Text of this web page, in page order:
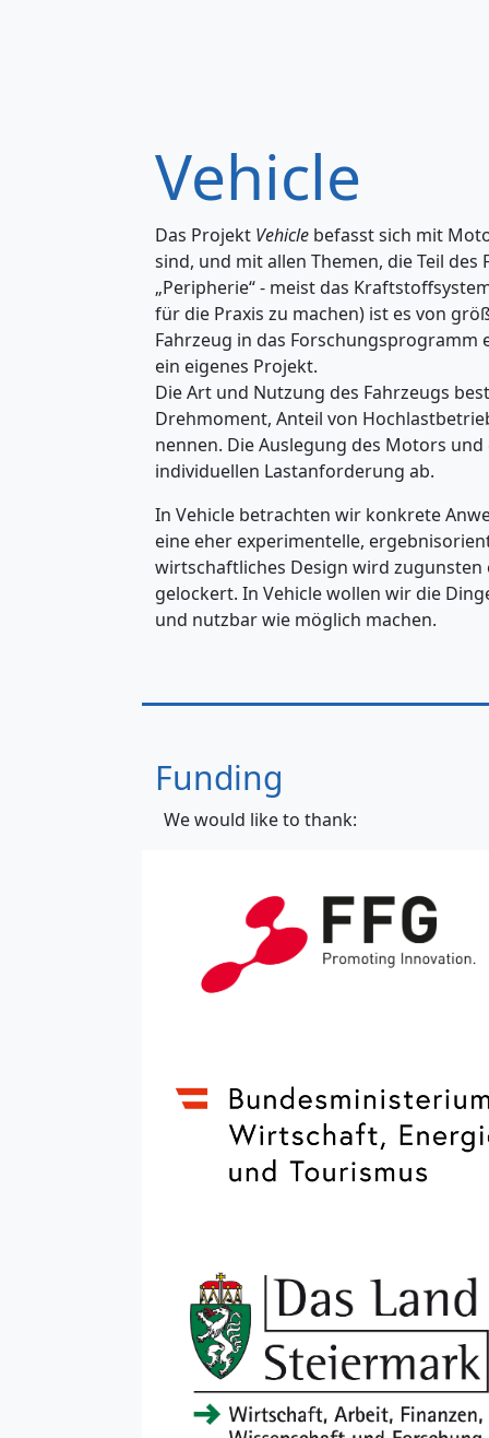
Vehicle
Das Projekt Vehicle befasst sich mit
sind, und mit allen Themen, die Teil
„Peripherie“ - meist das
für die Praxis zu machen) ist es von
Fahrzeug in das Forschungsprogramm
ein eigenes Projekt.
Die Art und Nutzung des Fahrzeugs
Drehmoment, Anteil von
nennen. Die Auslegung des Motors
individuellen Lastanforderung ab.
In Vehicle betrachten wir konkrete
eine eher experimentelle,
wirtschaftliches Design wird
gelockert. In Vehicle wollen wir die
und nutzbar wie möglich machen.
Funding
We would like to thank: